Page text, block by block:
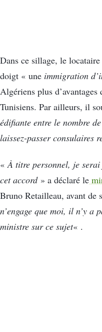
Dans ce sillage, le
doigt « une immigration
Algériens plus
Tunisiens. Par ailleurs, il
édifiante entre le nombre
laissez-passer consulaires
«À titre personnel, je
cet accord» a déclaré le
Bruno Retailleau, avant de
n’engage que moi, il n’y a
ministre sur ce sujet« .